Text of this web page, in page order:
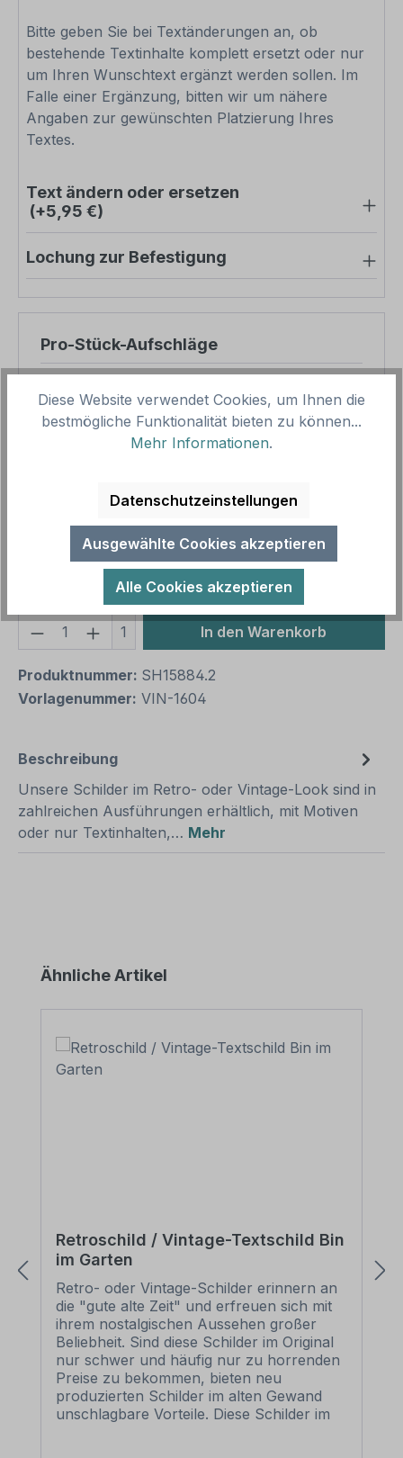
Bitte geben Sie bei Textänderungen an, ob
bestehende Textinhalte komplett ersetzt oder nur
um Ihren Wunschtext ergänzt werden sollen. Im
Falle einer Ergänzung, bitten wir um nähere
Angaben zur gewünschten Platzierung Ihres
Textes.
Text ändern oder ersetzen
(+5,95 €)
Lochung zur Befestigung
Pro-Stück-Aufschläge
Zwischensumme
31,89 €
Gesamtpreis
Preise inkl. MwSt. zzgl. Versandkosten
Aufgrund von Neuberechnungen im Warenkorb sind
abweichende Endpreise möglich.
Produkt Anzahl: Gib den gewünschten
1 In den Warenkorb
Produktnummer: SH15884.2
Vorlagenummer: VIN-1604
Beschreibung
Unsere Schilder im Retro- oder Vintage-Look sind in
zahlreichen Ausführungen erhältlich, mit Motiven
oder nur Textinhalten,… Mehr
Produktgalerie überspringen
Ähnliche Artikel
Retroschild / Vintage-Textschild Bin
im Garten
Retro- oder Vintage-Schilder erinnern an
die "gute alte Zeit" und erfreuen sich mit
ihrem nostalgischen Aussehen großer
Beliebheit. Sind diese Schilder im Original
nur schwer und häufig nur zu horrenden
Preise zu bekommen, bieten neu
produzierten Schilder im alten Gewand
unschlagbare Vorteile. Diese Schilder im
Diese Website verwendet Cookies, um Ihnen die
bestmögliche Funktionalität bieten zu können...
Mehr Informationen.
Datenschutzeinstellungen
Ausgewählte Cookies akzeptieren
Alle Cookies akzeptieren